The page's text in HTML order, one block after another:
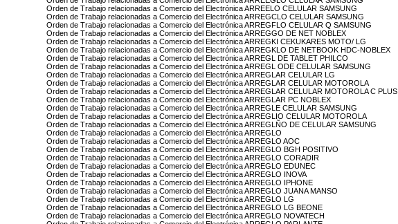
Orden de Trabajo relacionadas a Comercio del Electrónica ARREELO CELULAR SAMSUNG
Orden de Trabajo relacionadas a Comercio del Electrónica ARREGCLO CELULAR SAMSUNG
Orden de Trabajo relacionadas a Comercio del Electrónica ARREGFLO CELULAR Q SAMSUNG
Orden de Trabajo relacionadas a Comercio del Electrónica ARREGGO DE NET NOBLEX
Orden de Trabajo relacionadas a Comercio del Electrónica ARREGKI CEKUKARES MOTO/ LG
Orden de Trabajo relacionadas a Comercio del Electrónica ARREGKLO DE NETBOOK HDC-NOBLEX
Orden de Trabajo relacionadas a Comercio del Electrónica ARREGL DE TABLET PHILCO
Orden de Trabajo relacionadas a Comercio del Electrónica ARREGL ODE CELULAR SAMSUNG
Orden de Trabajo relacionadas a Comercio del Electrónica ARREGLAR CELULAR LG
Orden de Trabajo relacionadas a Comercio del Electrónica ARREGLAR CELULAR MOTOROLA
Orden de Trabajo relacionadas a Comercio del Electrónica ARREGLAR CELULAR MOTOROLA C PLUS
Orden de Trabajo relacionadas a Comercio del Electrónica ARREGLAR PC NOBLEX
Orden de Trabajo relacionadas a Comercio del Electrónica ARREGLE CELULAR SAMSUNG
Orden de Trabajo relacionadas a Comercio del Electrónica ARREGLIO CELULAR MOTOROLA
Orden de Trabajo relacionadas a Comercio del Electrónica ARREGLÑO DE CELULAR SAMSUNG
Orden de Trabajo relacionadas a Comercio del Electrónica ARREGLO
Orden de Trabajo relacionadas a Comercio del Electrónica ARREGLO AOC
Orden de Trabajo relacionadas a Comercio del Electrónica ARREGLO BGH POSITIVO
Orden de Trabajo relacionadas a Comercio del Electrónica ARREGLO CORADIR
Orden de Trabajo relacionadas a Comercio del Electrónica ARREGLO EDUNEC
Orden de Trabajo relacionadas a Comercio del Electrónica ARREGLO INOVA
Orden de Trabajo relacionadas a Comercio del Electrónica ARREGLO IPHONE
Orden de Trabajo relacionadas a Comercio del Electrónica ARREGLO JUANA MANSO
Orden de Trabajo relacionadas a Comercio del Electrónica ARREGLO LG
Orden de Trabajo relacionadas a Comercio del Electrónica ARREGLO LG BEONE
Orden de Trabajo relacionadas a Comercio del Electrónica ARREGLO NOVATECH